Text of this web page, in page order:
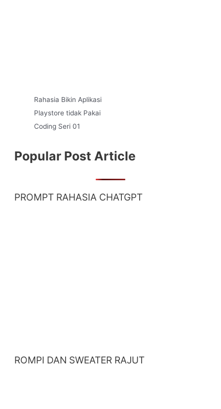
Rahasia Bikin Aplikasi
Playstore tidak Pakai
Coding Seri 01
Popular Post Article
PROMPT RAHASIA CHATGPT
ROMPI DAN SWEATER RAJUT